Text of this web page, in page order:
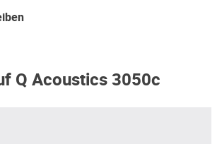
Q Acoustics 3050c